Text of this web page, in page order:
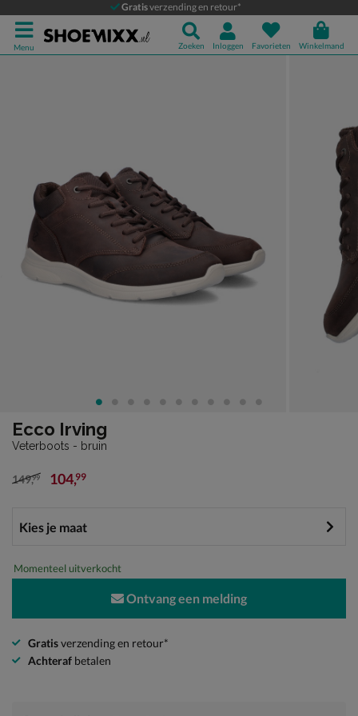
Gratisverzending en retour*
Menu Zoeken Inloggen Favorieten Winkelmand
Ecco Irving
Veterboots
Ecco Irving
Veterboots - bruin
van € 149,99 voor € 104,99
149,99 104,99
Momenteel uitverkocht
Ontvang een melding
Gratisverzending en retour*
Achteraf betalen